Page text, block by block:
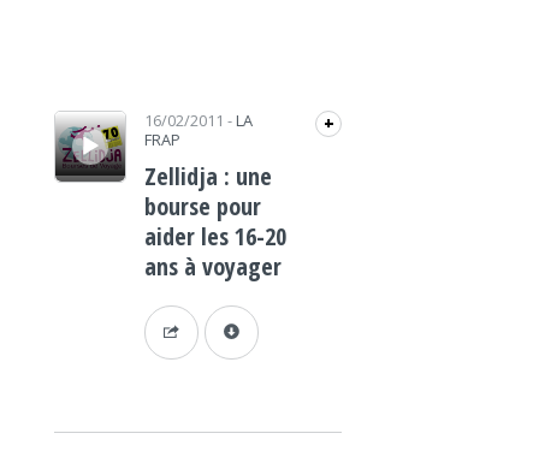
Lecteur audio 16/02/2011 - LA
FRAP
+
Zellidja : une
bourse pour
aider les 16-20
ans à voyager